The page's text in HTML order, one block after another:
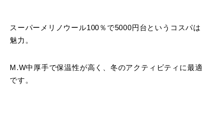
スーパーメリノウール100％で5000円台というコスパは
魅力。
M.W中厚手で保温性が高く、冬のアクティビティに最適
です。